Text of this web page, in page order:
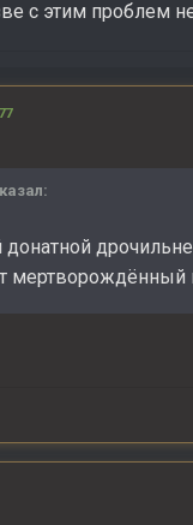
с этим проблем
мертворождённый